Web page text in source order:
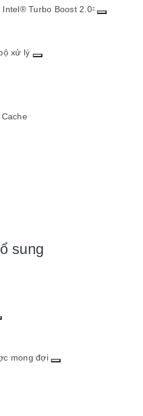
Turbo Boost 2.0‡
xử lý
sung
mong đợi